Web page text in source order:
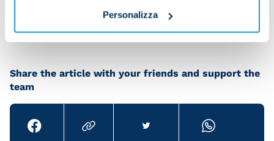
Personalizza
Share the article with your friends and support the
team